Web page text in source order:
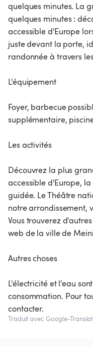
quelques minutes. La
quelques minutes :
accessible d'Europe
juste devant la porte,
randonnée à travers
L'équipement
Foyer, barbecue
supplémentaire,
Les activités
Découvrez la plus
accessible d'Europe,
guidée. Le Théâtre
notre arrondissement,
Vous trouverez
web de la ville de
Autres choses
L'électricité et l'eau
consommation. Pour
contacter.
Traduit avec Google-